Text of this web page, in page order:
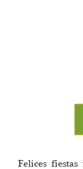
Felices